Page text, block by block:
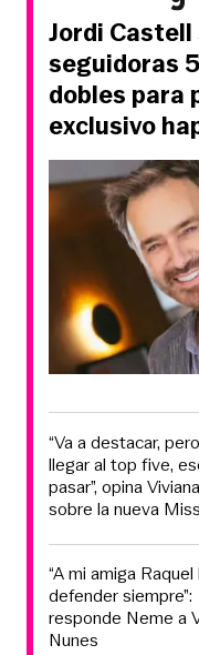
Jordi
seguidoras
dobles para
exclusivo
“Va a destacar,
llegar al top five,
pasar”, opina
sobre la nueva
“A mi amiga
defender siempre”:
responde Neme a
Nunes